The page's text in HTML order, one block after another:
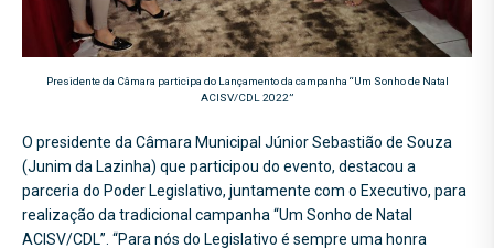
Presidente da Câmara participa do Lançamento da campanha “Um Sonho de Natal
ACISV/CDL 2022”
O presidente da Câmara Municipal Júnior Sebastião de Souza
(Junim da Lazinha) que participou do evento, destacou a
parceria do Poder Legislativo, juntamente com o Executivo, para
realização da tradicional campanha “Um Sonho de Natal
ACISV/CDL”. “Para nós do Legislativo é sempre uma honra